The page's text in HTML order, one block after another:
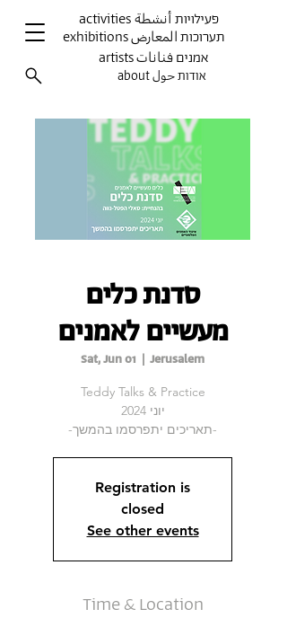
activities פעילויות أنشطة
exhibitions תערוכות المعارض
artists אמנים فنانات
about אודות حول
סדנת כלים
מעשיים לאמנים
Sat, Jun 01
  |
Jerusalem
-תאריכים יתפרסמו בהמשך-
Registration is
closed
See other events
Time & Location